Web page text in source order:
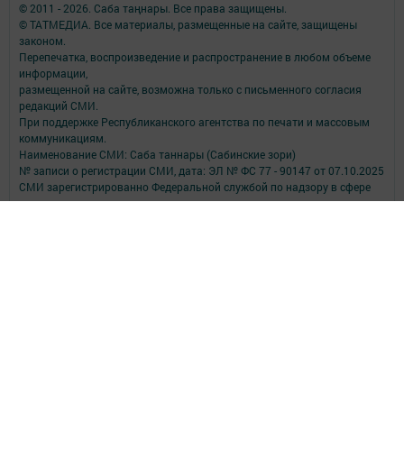
© 2011 - 2026. Саба таңнары. Все права защищены.
© ТАТМЕДИА. Все материалы, размещенные на сайте, защищены
законом.
Перепечатка, воспроизведение и распространение в любом объеме
информации,
размещенной на сайте, возможна только с письменного согласия
редакций СМИ.
При поддержке Республиканского агентства по печати и массовым
коммуникациям.
Наименование СМИ: Саба таннары (Сабинские зори)
№ записи о регистрации СМИ, дата: ЭЛ № ФС 77 - 90147 от 07.10.2025
СМИ зарегистрированно Федеральной службой по надзору в сфере
связи,